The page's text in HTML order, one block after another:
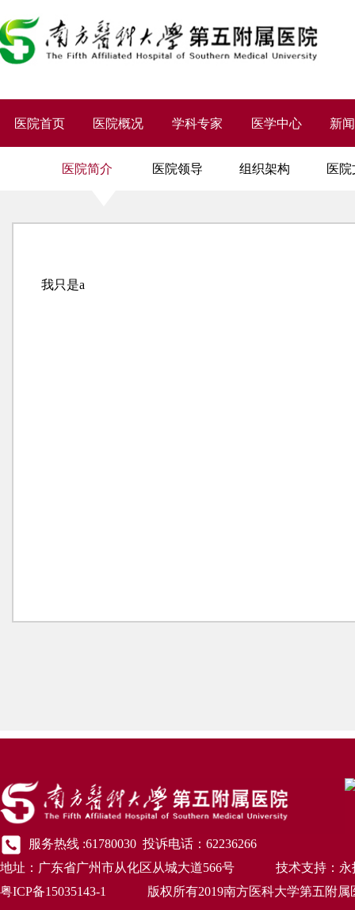
医院首页 医院概况 学科专家 医学中心 新
医院简介 医院领导 组织架构 医
我只是a
服务热线 :61780030 投诉电话：62236266
地址：广东省广州市从化区从城大道566号 技术支持：永
粤ICP备15035143-1 版权所有2019南方医科大学第五附属